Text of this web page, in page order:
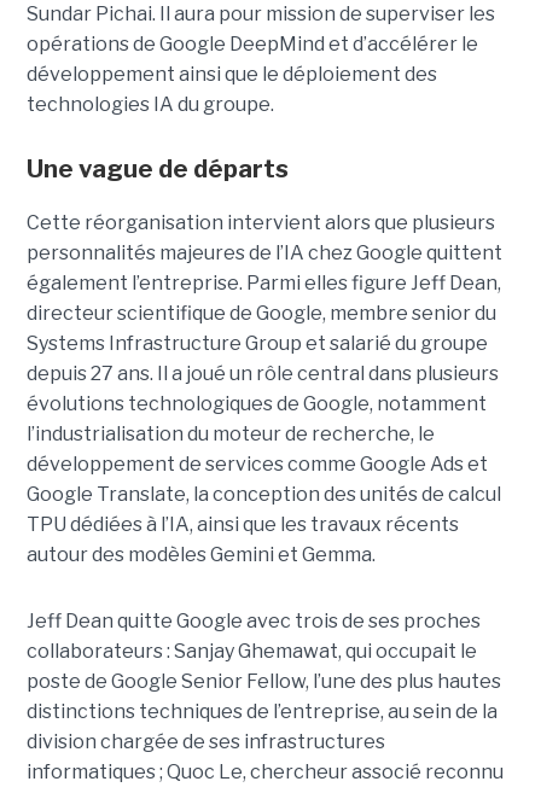
Sundar Pichai. Il aura pour mission de superviser les
opérations de Google DeepMind et d’accélérer le
développement ainsi que le déploiement des
technologies IA du groupe.
Une vague de départs
Cette réorganisation intervient alors que plusieurs
personnalités majeures de l’IA chez Google quittent
également l’entreprise. Parmi elles figure Jeff Dean,
directeur scientifique de Google, membre senior du
Systems Infrastructure Group et salarié du groupe
depuis 27 ans. Il a joué un rôle central dans plusieurs
évolutions technologiques de Google, notamment
l’industrialisation du moteur de recherche, le
développement de services comme Google Ads et
Google Translate, la conception des unités de calcul
TPU dédiées à l’IA, ainsi que les travaux récents
autour des modèles Gemini et Gemma.
Jeff Dean quitte Google avec trois de ses proches
collaborateurs : Sanjay Ghemawat, qui occupait le
poste de Google Senior Fellow, l’une des plus hautes
distinctions techniques de l’entreprise, au sein de la
division chargée de ses infrastructures
informatiques ; Quoc Le, chercheur associé reconnu